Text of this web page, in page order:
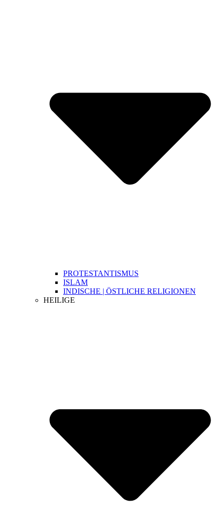
PROTESTANTISMUS
ISLAM
INDISCHE | ÖSTLICHE RELIGIONEN
HEILIGE